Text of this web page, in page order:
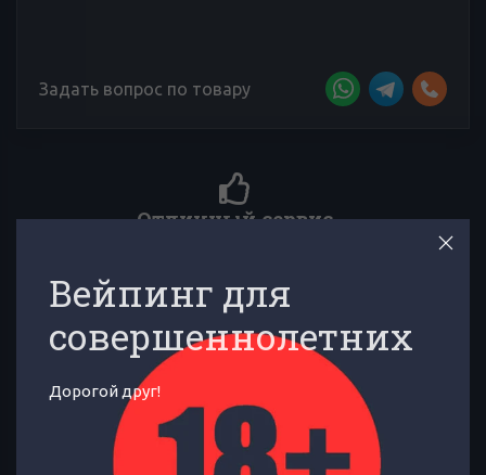
Задать вопрос по товару
Более 4000 отзывов к товарам
Сложно выбирать среди множества товаров? Тебе помогут
Ледяная малина с абрикосом
Вейпинг для
совершеннолетних
Дорогой друг!